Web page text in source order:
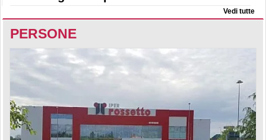
Vedi tutte
PERSONE